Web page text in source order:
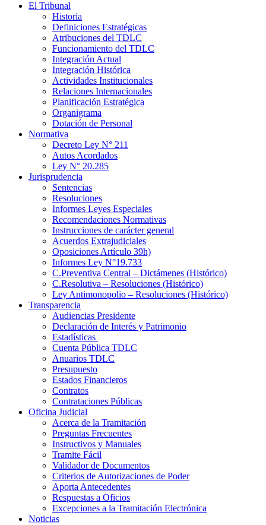
El Tribunal
Historia
Definiciones Estratégicas
Atribuciones del TDLC
Funcionamiento del TDLC
Integración Actual
Integración Histórica
Actividades Institucionales
Relaciones Internacionales
Planificación Estratégica
Organigrama
Dotación de Personal
Normativa
Decreto Ley N° 211
Autos Acordados
Ley N° 20.285
Jurisprudencia
Sentencias
Resoluciones
Informes Leyes Especiales
Recomendaciones Normativas
Instrucciones de carácter general
Acuerdos Extrajudiciales
Oposiciones Artículo 39h)
Informes Ley N°19.733
C.Preventiva Central – Dictámenes (Histórico)
C.Resolutiva – Resoluciones (Histórico)
Ley Antimonopolio – Resoluciones (Histórico)
Transparencia
Audiencias Presidente
Declaración de Interés y Patrimonio
Estadísticas
Cuenta Pública TDLC
Anuarios TDLC
Presupuesto
Estados Financieros
Contratos
Contrataciones Públicas
Oficina Judicial
Acerca de la Tramitación
Preguntas Frecuentes
Instructivos y Manuales
Tramite Fácil
Validador de Documentos
Criterios de Autorizaciones de Poder
Aporta Antecedentes
Respuestas a Oficios
Excepciones a la Tramitación Electrónica
Noticias